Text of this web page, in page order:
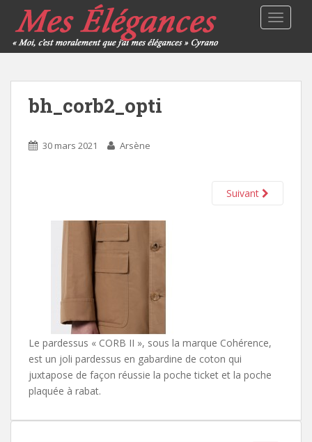
bh_corb2_opti
30 mars 2021 Arsène
Suivant
Le pardessus « CORB II », sous la marque Cohérence,
est un joli pardessus en gabardine de coton qui
juxtapose de façon réussie la poche ticket et la poche
plaquée à rabat.